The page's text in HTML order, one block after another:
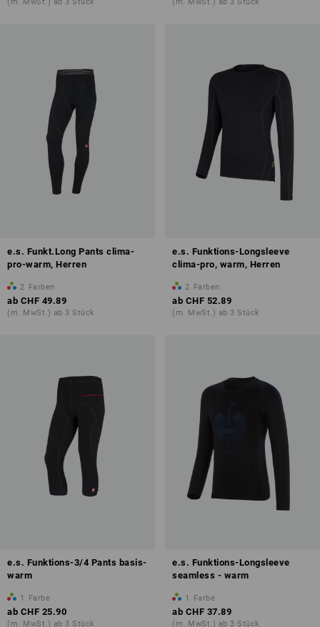
(m. MwSt.) ab 3 Stück (m. MwSt.) ab 3 Stück
e.s. Funkt.Long Pants clima-
pro-warm, Herren
2 Farben
ab CHF 49.89
(m. MwSt.) ab 3 Stück
e.s. Funktions-Longsleeve
clima-pro, warm, Herren
2 Farben
ab CHF 52.89
(m. MwSt.) ab 3 Stück
e.s. Funktions-3/4 Pants basis-
warm
1 Farbe
ab CHF 25.90
(m. MwSt.) ab 3 Stück
e.s. Funktions-Longsleeve
seamless - warm
1 Farbe
ab CHF 37.89
(m. MwSt.) ab 3 Stück